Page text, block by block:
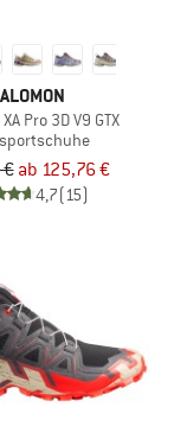
Pro 3D V9 GTX
ab 125,76 €
4,7(15)